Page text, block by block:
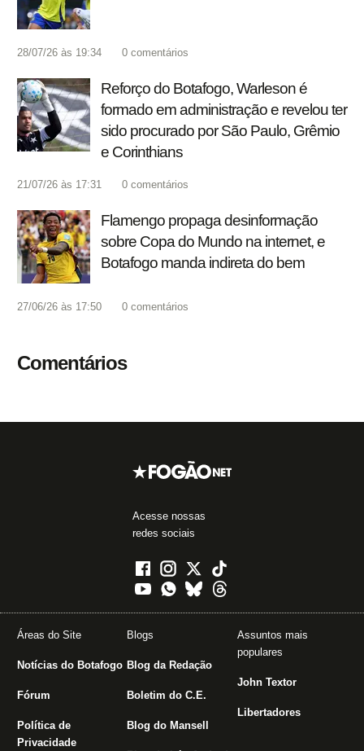
28/07/26 às 19:34 0 comentários
Reforço do Botafogo, Warleson é
formado em administração e revelou ter
sido procurado por São Paulo, Grêmio
e Corinthians
21/07/26 às 17:31 0 comentários
Flamengo propaga desinformação
sobre Copa do Mundo na internet, e
Botafogo manda indireta do bem
27/06/26 às 17:50 0 comentários
Comentários
Acesse nossas
redes sociais
Áreas do Site
Notícias do Botafogo
Fórum
Política de
Privacidade
Blogs
Blog da Redação
Boletim do C.E.
Blog do Mansell
Assuntos mais
populares
John Textor
Libertadores